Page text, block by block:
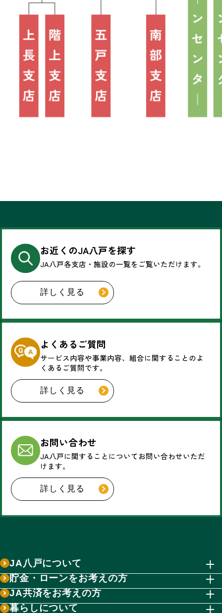
お近くのJA八戸を探す
JA八戸各支店・施設の一覧をご覧いただけます。
詳しく見る
よくあるご質問
サービス内容や事業内容、組合に関することのよ
くあるご質問です。
詳しく見る
お問い合わせ
JA八戸に関することについてお問い合わせいただ
けます。
詳しく見る
JA八戸について
貯金・ローンをお考えの方
JA共済をお考えの方
暮らしについて